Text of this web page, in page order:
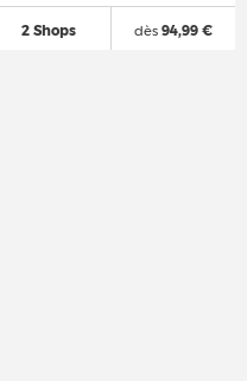
2 Shops dès94,99 €